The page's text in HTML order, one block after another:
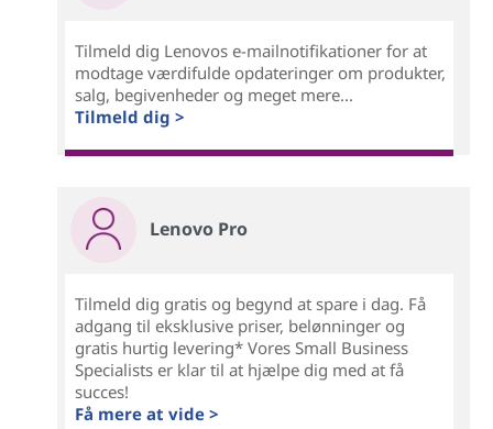
Tilmeld dig Lenovos e-mailnotifikationer for at
modtage værdifulde opdateringer om produkter,
salg, begivenheder og meget mere...
Tilmeld dig >
Lenovo Pro
Tilmeld dig gratis og begynd at spare i dag. Få
adgang til eksklusive priser, belønninger og
gratis hurtig levering* Vores Small Business
Specialists er klar til at hjælpe dig med at få
succes!
Få mere at vide >